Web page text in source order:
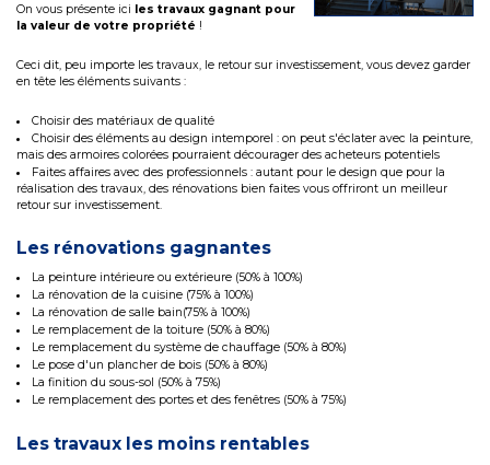
On vous présente ici les travaux gagnant pour
la valeur de votre propriété !
Ceci dit, peu importe les travaux, le retour sur investissement, vous devez garder
en tête les éléments suivants :
Choisir des matériaux de qualité
Choisir des éléments au design intemporel : on peut s'éclater avec la peinture,
mais des armoires colorées pourraient décourager des acheteurs potentiels
Faites affaires avec des professionnels : autant pour le design que pour la
réalisation des travaux, des rénovations bien faites vous offriront un meilleur
retour sur investissement.
Les rénovations gagnantes
La peinture intérieure ou extérieure (50% à 100%)
La rénovation de la cuisine (75% à 100%)
La rénovation de salle bain(75% à 100%)
Le remplacement de la toiture (50% à 80%)
Le remplacement du système de chauffage (50% à 80%)
Le pose d'un plancher de bois (50% à 80%)
La finition du sous-sol (50% à 75%)
Le remplacement des portes et des fenêtres (50% à 75%)
Les travaux les moins rentables